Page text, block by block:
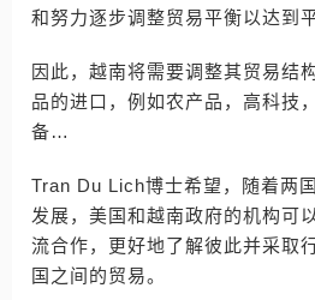
和努力逐步调整贸易平衡以达到平
因此，越南将需要调整其贸易结
品的进口，例如农产品，高科技
备…
Tran Du Lich博士希望，随着两
发展，美国和越南政府的机构可
流合作，更好地了解彼此并采取
国之间的贸易。